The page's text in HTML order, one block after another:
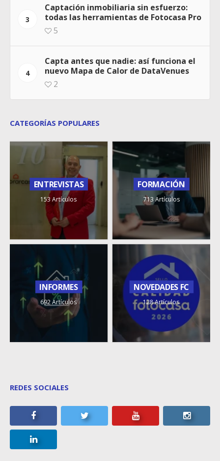
3
Captación inmobiliaria sin esfuerzo:
todas las herramientas de Fotocasa Pro
5
4
Capta antes que nadie: así funciona el
nuevo Mapa de Calor de DataVenues
2
CATEGORÍAS POPULARES
ENTREVISTAS
153 Artículos
FORMACIÓN
713 Artículos
INFORMES
692 Artículos
NOVEDADES FC
128 Artículos
REDES SOCIALES